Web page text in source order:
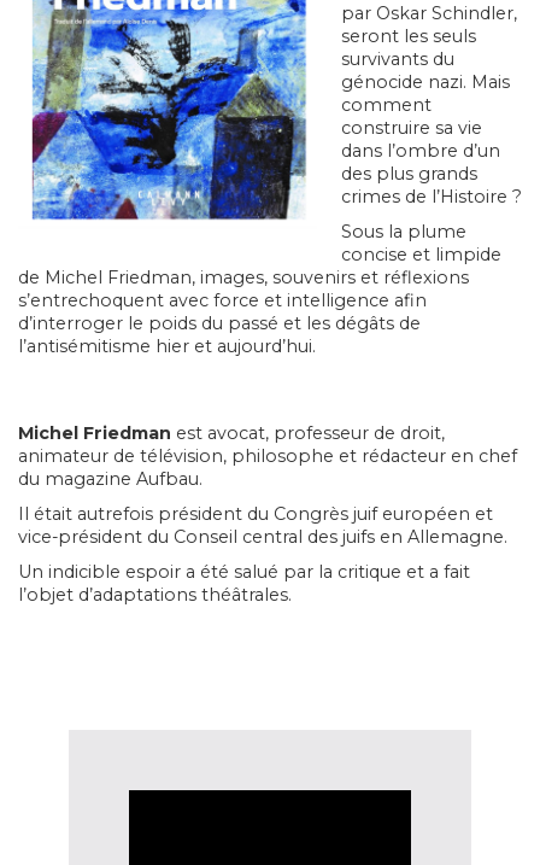
par Oskar Schindler,
seront les seuls
survivants du
génocide nazi. Mais
comment
construire sa vie
dans l’ombre d’un
des plus grands
crimes de l’Histoire ?
Sous la plume
concise et limpide
de Michel Friedman, images, souvenirs et réflexions
s’entrechoquent avec force et intelligence afin
d’interroger le poids du passé et les dégâts de
l’antisémitisme hier et aujourd’hui.
Michel Friedman est avocat, professeur de droit,
animateur de télévision, philosophe et rédacteur en chef
du magazine Aufbau.
Il était autrefois président du Congrès juif européen et
vice-président du Conseil central des juifs en Allemagne.
Un indicible espoir a été salué par la critique et a fait
l’objet d’adaptations théâtrales.